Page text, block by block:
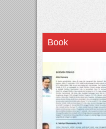
Book